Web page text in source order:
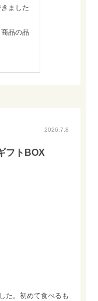
ました
品の品
2026.7.8
フトBOX
た。初めて食べるも